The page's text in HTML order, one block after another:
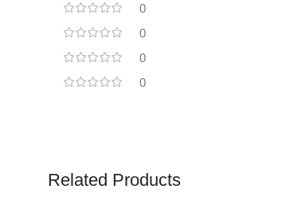
0
0
0
0
Related Products